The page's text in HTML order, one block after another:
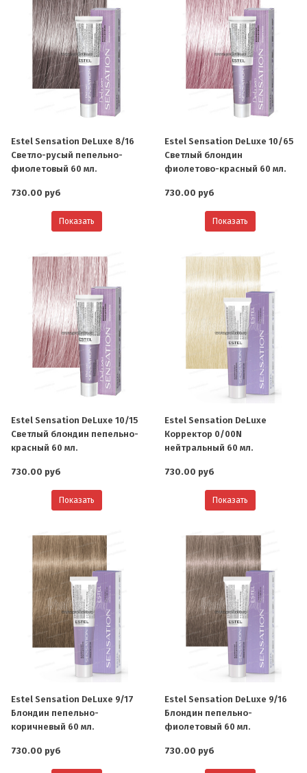
Estel Sensation DeLuxe 8/16
Светло-русый пепельно-
фиолетовый 60 мл.
730.00 руб
Показать
Estel Sensation DeLuxe 10/65
Светлый блондин
фиолетово-красный 60 мл.
730.00 руб
Показать
Estel Sensation DeLuxe 10/15
Светлый блондин пепельно-
красный 60 мл.
730.00 руб
Показать
Estel Sensation DeLuxe
Корректор 0/00N
нейтральный 60 мл.
730.00 руб
Показать
Estel Sensation DeLuxe 9/17
Блондин пепельно-
коричневый 60 мл.
730.00 руб
Estel Sensation DeLuxe 9/16
Блондин пепельно-
фиолетовый 60 мл.
730.00 руб